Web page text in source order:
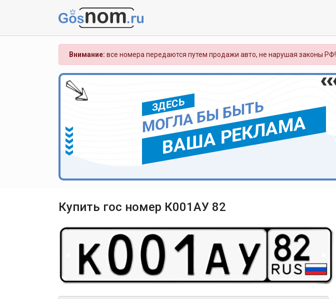
Внимание: все номера передаются путем продажи авто, не нарушая законы РФ!
ЗДЕСЬ
МОГЛА БЫ БЫТЬ
ВАША РЕКЛАМА
Купить гос номер К001АУ 82